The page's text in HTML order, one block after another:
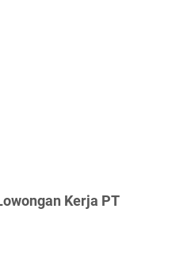
Kerja PT